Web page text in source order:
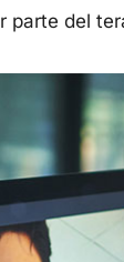
parte del